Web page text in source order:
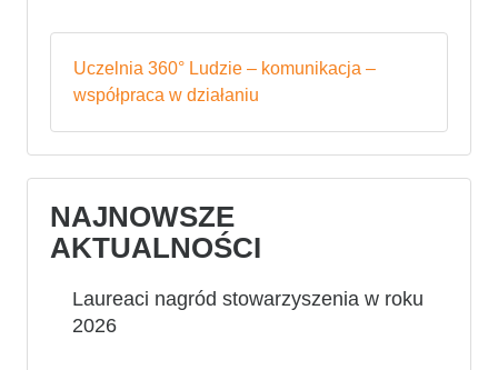
Uczelnia 360° Ludzie – komunikacja –
współpraca w działaniu
NAJNOWSZE
AKTUALNOŚCI
Laureaci nagród stowarzyszenia w roku
2026